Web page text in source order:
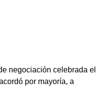
negociación celebrada el
por mayoría, a